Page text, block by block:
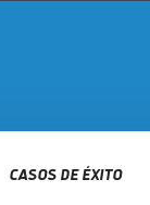
CASOS DE ÉXITO